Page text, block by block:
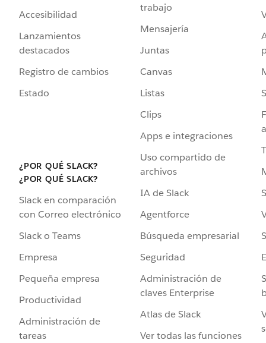
Accesibilidad
Lanzamientos
destacados
Registro de cambios
Estado
¿POR QUÉ SLACK?
¿POR QUÉ SLACK?
Slack en comparación
con Correo electrónico
Slack o Teams
Empresa
Pequeña empresa
Productividad
Administración de
tareas
trabajo
Mensajería
Juntas
Canvas
Listas
Clips
Apps e integraciones
Uso compartido de
archivos
IA de Slack
Agentforce
Búsqueda empresarial
Seguridad
Administración de
claves Enterprise
Atlas de Slack
Ver todas las funciones